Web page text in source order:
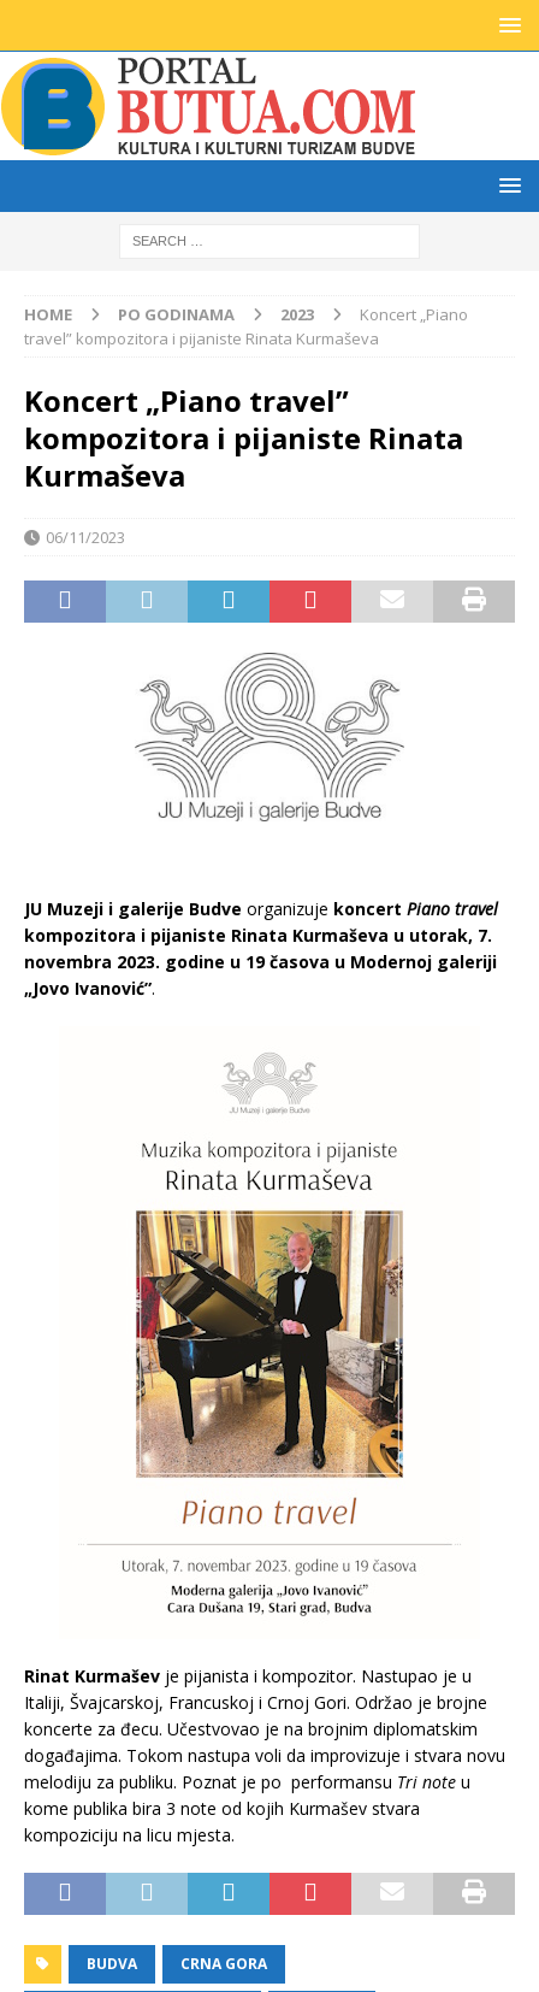
HOME PO GODINAMA 2023
Koncert „Piano
travel” kompozitora i pijaniste Rinata Kurmaševa
Koncert „Piano travel”
kompozitora i pijaniste Rinata
Kurmaševa
06/11/2023
JU Muzeji i galerije Budve organizuje koncert Piano travel
kompozitora i pijaniste Rinata Kurmaševa u utorak, 7.
novembra 2023. godine u 19 časova u Modernoj galeriji
„Jovo Ivanović”.
Rinat Kurmašev je pijanista i kompozitor. Nastupao je u
Italiji, Švajcarskoj, Francuskoj i Crnoj Gori. Održao je brojne
koncerte za đecu. Učestvovao je na brojnim diplomatskim
događajima. Tokom nastupa voli da improvizuje i stvara novu
melodiju za publiku. Poznat je po performansu Tri note u
kome publika bira 3 note od kojih Kurmašev stvara
kompoziciju na licu mjesta.
BUDVA CRNA GORA